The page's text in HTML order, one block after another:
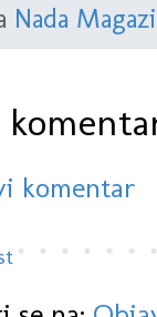
Nada
komentar